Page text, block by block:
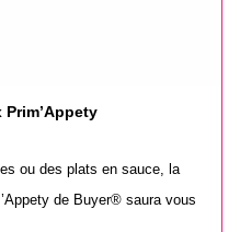
ou des plats en sauce, la
de Buyer® saura vous